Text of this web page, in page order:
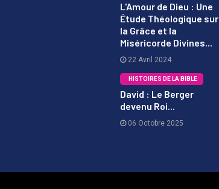
L'Amour de Dieu : Une
Étude Théologique sur
la Grâce et la
Miséricorde Divines...
22 Avril 2024
HISTOIRES DE LA BIBLE
David : Le Berger
devenu Roi...
06 Octobre 2025